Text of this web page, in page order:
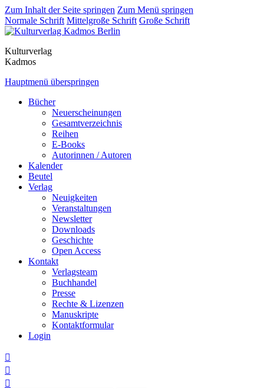
Zum Inhalt der Seite springen Zum Menü springen
Normale Schrift Mittelgroße Schrift Große Schrift
Kulturverlag
Kadmos
Hauptmenü überspringen
Bücher
Neuerscheinungen
Gesamtverzeichnis
Reihen
E-Books
Autorinnen / Autoren
Kalender
Beutel
Verlag
Neuigkeiten
Veranstaltungen
Newsletter
Downloads
Geschichte
Open Access
Kontakt
Verlagsteam
Buchhandel
Presse
Rechte & Lizenzen
Manuskripte
Kontaktformular
Login


